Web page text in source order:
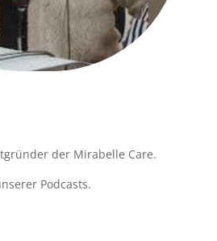
der Mirabelle Care.
Podcasts.